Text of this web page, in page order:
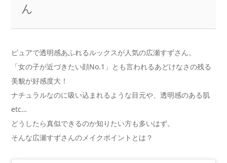
ん
ピュアで透明感あふれるルックスが人気の広瀬すずさん。
「女の子が近づきたい顔No.1」とも言われるあどけなさの残る
美貌が好感度大！
ナチュラルなのに吸い込まれるような目元や、透明感のある肌
etc…
どうしたら真似できるのか知りたい方も多いはず。
そんな広瀬すずさんのメイクポイントとは？